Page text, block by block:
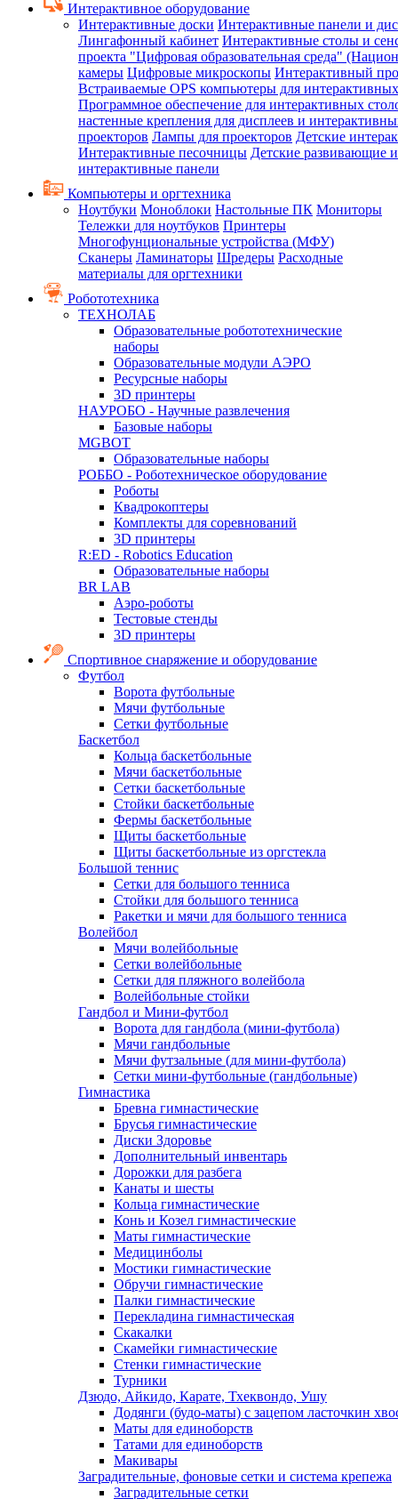
Интерактивное оборудование
Интерактивные доски Интерактивные панели и
Лингафонный кабинет Интерактивные столы и
проекта "Цифровая образовательная среда"
камеры Цифровые микроскопы Интерактивный
Встраиваемые OPS компьютеры для
Программное обеспечение для интерактивных
настенные крепления для дисплеев и
проекторов Лампы для проекторов Детские
Интерактивные песочницы Детские развивающие
интерактивные панели
Компьютеры и оргтехника
Ноутбуки Моноблоки Настольные ПК Мониторы
Тележки для ноутбуков Принтеры
Многофунциональные устройства (МФУ)
Сканеры Ламинаторы Шредеры Расходные
материалы для оргтехники
Робототехника
ТЕХНОЛАБ
Образовательные робототехнические
наборы
Образовательные модули АЭРО
Ресурсные наборы
3D принтеры
НАУРОБО - Научные развлечения
Базовые наборы
MGBOT
Образовательные наборы
РОББО - Роботехническое оборудование
Роботы
Квадрокоптеры
Комплекты для соревнований
3D принтеры
R:ED - Robotics Education
Образовательные наборы
BR LAB
Аэро-роботы
Тестовые стенды
3D принтеры
Спортивное снаряжение и оборудование
Футбол
Ворота футбольные
Мячи футбольные
Сетки футбольные
Баскетбол
Кольца баскетбольные
Мячи баскетбольные
Сетки баскетбольные
Стойки баскетбольные
Фермы баскетбольные
Щиты баскетбольные
Щиты баскетбольные из оргстекла
Большой теннис
Сетки для большого тенниса
Стойки для большого тенниса
Ракетки и мячи для большого тенниса
Волейбол
Мячи волейбольные
Сетки волейбольные
Сетки для пляжного волейбола
Волейбольные стойки
Гандбол и Мини-футбол
Ворота для гандбола (мини-футбола)
Мячи гандбольные
Мячи футзальные (для мини-футбола)
Сетки мини-футбольные (гандбольные)
Гимнастика
Бревна гимнастические
Брусья гимнастические
Диски Здоровье
Дополнительный инвентарь
Дорожки для разбега
Канаты и шесты
Кольца гимнастические
Конь и Козел гимнастические
Маты гимнастические
Медицинболы
Мостики гимнастические
Обручи гимнастические
Палки гимнастические
Перекладина гимнастическая
Скакалки
Скамейки гимнастические
Стенки гимнастические
Турники
Дзюдо, Айкидо, Карате, Тхеквондо, Ушу
Додянги (будо-маты) с зацепом ласточкин
Маты для единоборств
Татами для единоборств
Макивары
Заградительные, фоновые сетки и система крепежа
Заградительные сетки